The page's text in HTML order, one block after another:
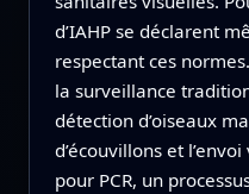
d’IAHP se déclarent
respectant ces
la surveillance
détection d’oiseaux
d’écouvillons et
pour PCR, un